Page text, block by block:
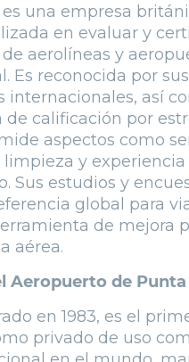
una empresa
en evaluar y
aerolíneas y
Es reconocida por
internacionales, así
de calificación por
aspectos como
limpieza y experiencia
Sus estudios y
global para
de mejora
aérea.
Aeropuerto de Punta
en 1983, es el
privado de uso